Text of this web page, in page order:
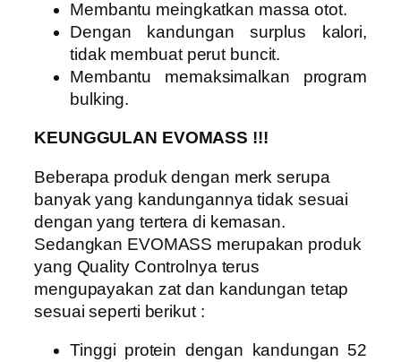
Membantu meingkatkan massa otot.
Dengan kandungan surplus kalori,
tidak membuat perut buncit.
Membantu memaksimalkan program
bulking.
KEUNGGULAN EVOMASS !!!
Beberapa produk dengan merk serupa
banyak yang kandungannya tidak sesuai
dengan yang tertera di kemasan.
Sedangkan EVOMASS merupakan produk
yang Quality Controlnya terus
mengupayakan zat dan kandungan tetap
sesuai seperti berikut :
Tinggi protein dengan kandungan 52